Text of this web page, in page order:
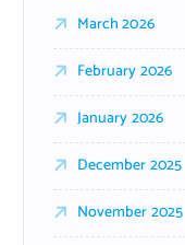
March 2026
February 2026
January 2026
December 2025
November 2025